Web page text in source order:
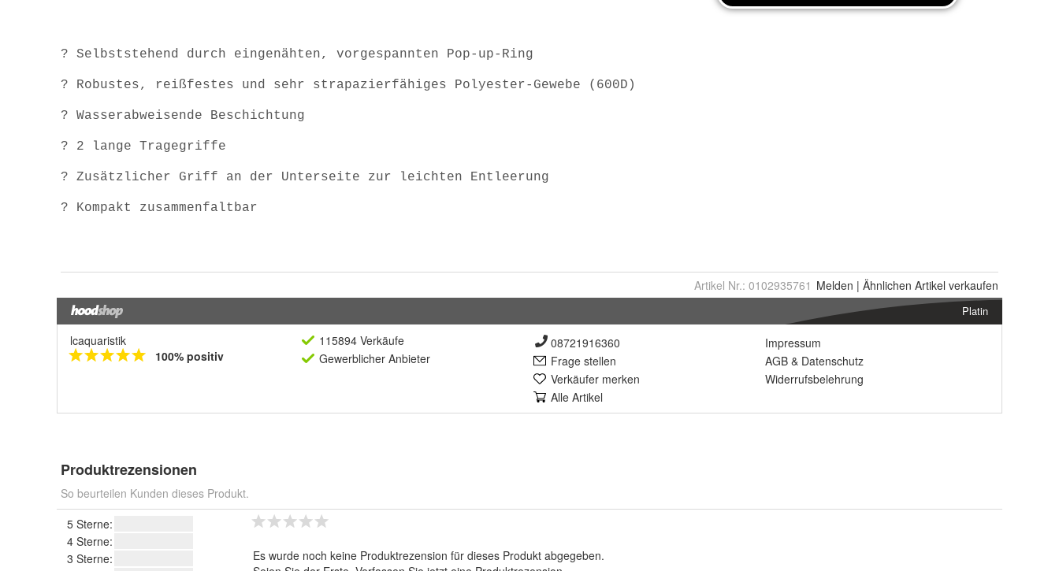
Artikel Nr.: 0102935761 Melden | Ähnlichen Artikel verkaufen
Platin
lcaquaristik
100% positiv
115894 Verkäufe
Gewerblicher Anbieter
08721916360
Frage stellen
Verkäufer merken
Alle Artikel
Impressum
AGB & Datenschutz
Widerrufsbelehrung
Produktrezensionen
So beurteilen Kunden dieses Produkt.
5 Sterne:
4 Sterne:
3 Sterne:
Es wurde noch keine Produktrezension für dieses Produkt abgegeben.